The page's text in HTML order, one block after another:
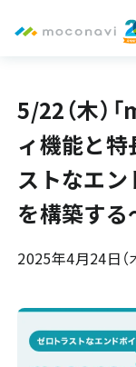
5/22（木）
ィ機能と特
ストなエン
を構築する
2025年4月24日（